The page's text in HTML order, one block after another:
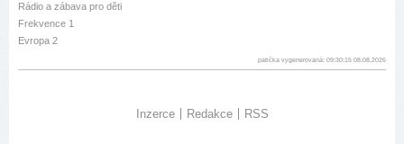
Rádio a zábava pro děti
Frekvence 1
Evropa 2
patička vygenerovaná: 09:30:15 08.08.2026
Inzerce Redakce RSS